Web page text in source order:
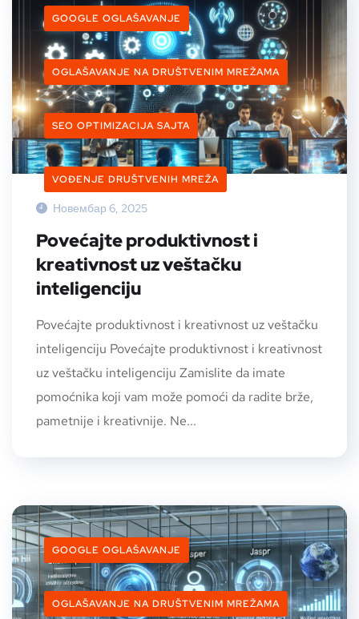
GOOGLE OGLAŠAVANJE
OGLAŠAVANJE NA DRUŠTVENIM MREŽAMA
SEO OPTIMIZACIJA SAJTA
VOĐENJE DRUŠTVENIH MREŽA
Новембар 6, 2025
Povećajte produktivnost i
kreativnost uz veštačku
inteligenciju
Povećajte produktivnost i kreativnost uz veštačku
inteligenciju Povećajte produktivnost i kreativnost
uz veštačku inteligenciju Zamislite da imate
pomoćnika koji vam može pomoći da radite brže,
pametnije i kreativnije. Ne...
GOOGLE OGLAŠAVANJE
OGLAŠAVANJE NA DRUŠTVENIM MREŽAMA